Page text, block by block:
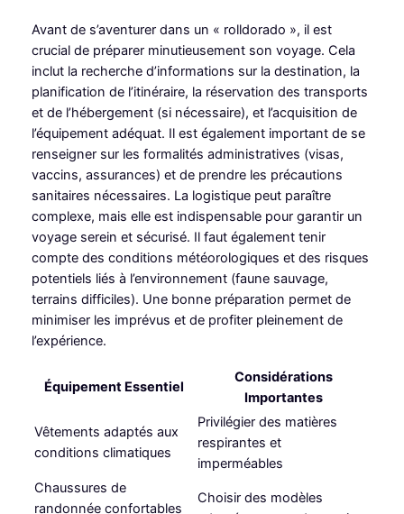
Avant de s’aventurer dans un « rolldorado », il est
crucial de préparer minutieusement son voyage. Cela
inclut la recherche d’informations sur la destination, la
planification de l’itinéraire, la réservation des transports
et de l’hébergement (si nécessaire), et l’acquisition de
l’équipement adéquat. Il est également important de se
renseigner sur les formalités administratives (visas,
vaccins, assurances) et de prendre les précautions
sanitaires nécessaires. La logistique peut paraître
complexe, mais elle est indispensable pour garantir un
voyage serein et sécurisé. Il faut également tenir
compte des conditions météorologiques et des risques
potentiels liés à l’environnement (faune sauvage,
terrains difficiles). Une bonne préparation permet de
minimiser les imprévus et de profiter pleinement de
l’expérience.
Équipement Essentiel
Considérations
Importantes
Vêtements adaptés aux
conditions climatiques
Privilégier des matières
respirantes et
imperméables
Chaussures de
randonnée confortables
Choisir des modèles